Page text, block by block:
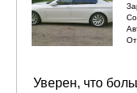
Уверен, что